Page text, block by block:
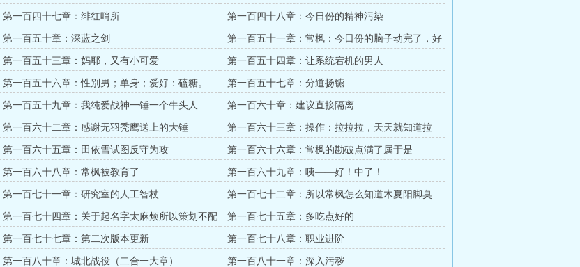
第一百四十七章：绯红哨所 第一百四十八章：今日份的精神污染
第一百五十章：深蓝之剑
第一百五十一章：常枫：今日份的脑子动完了，好
累
第一百五十三章：妈耶，又有小可爱 第一百五十四章：让系统宕机的男人
第一百五十六章：性别男；单身；爱好：磕糖。 第一百五十七章：分道扬镳
第一百五十九章：我纯爱战神一锤一个牛头人 第一百六十章：建议直接隔离
第一百六十二章：感谢无羽秃鹰送上的大锤
第一百六十三章：操作：拉拉拉，天天就知道拉
我，能不能火力覆盖
第一百六十五章：田依雪试图反守为攻 第一百六十六章：常枫的勘破点满了属于是
第一百六十八章：常枫被教育了 第一百六十九章：咦——好！中了！
第一百七十一章：研究室的人工智杖
第一百七十二章：所以常枫怎么知道木夏阳脚臭
的...
第一百七十四章：关于起名字太麻烦所以策划不配
有名字这件事
第一百七十五章：多吃点好的
第一百七十七章：第二次版本更新 第一百七十八章：职业进阶
第一百八十章：城北战役（二合一大章） 第一百八十一章：深入污秽